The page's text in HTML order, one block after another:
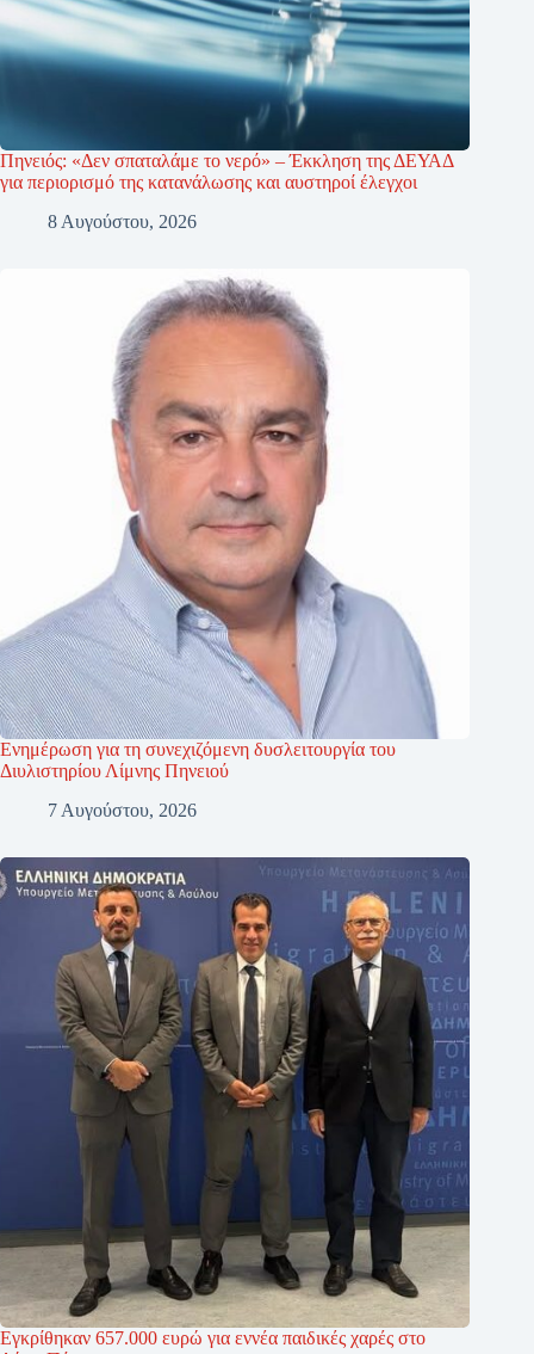
Πηνειός: «Δεν σπαταλάμε το νερό» – Έκκληση της ΔΕΥΑΔ
για περιορισμό της κατανάλωσης και αυστηροί έλεγχοι
8 Αυγούστου, 2026
Ενημέρωση για τη συνεχιζόμενη δυσλειτουργία του
Διυλιστηρίου Λίμνης Πηνειού
7 Αυγούστου, 2026
Εγκρίθηκαν 657.000 ευρώ για εννέα παιδικές χαρές στο